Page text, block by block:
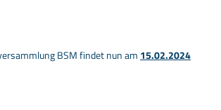
BSM findet nun am 15.02.2024